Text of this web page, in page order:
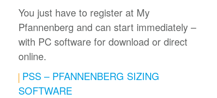
You just have to register at My
Pfannenberg and can start immediately –
with PC software for download or direct
online.
PSS – PFANNENBERG SIZING
SOFTWARE